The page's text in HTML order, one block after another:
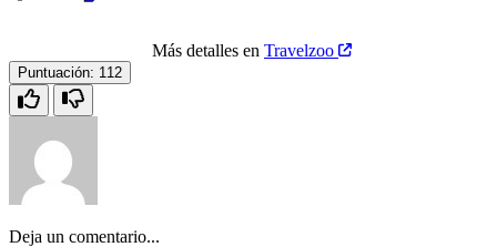
Más detalles en Travelzoo
Puntuación: 112
Deja un comentario...